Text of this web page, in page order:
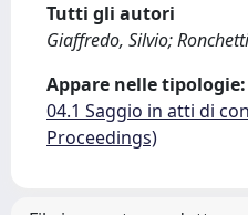
Tutti gli autori
Giaffredo, Silvio;
Appare nelle tipologie:
04.1 Saggio in atti di
Proceedings)